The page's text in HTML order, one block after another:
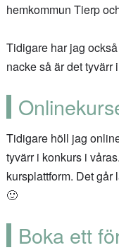
hemkommun Tierp
Tidigare har jag
nacke så är det tyvärr
Tidigare höll jag
tyvärr i konkurs i
kursplattform. Det går
🙂
Boka ett